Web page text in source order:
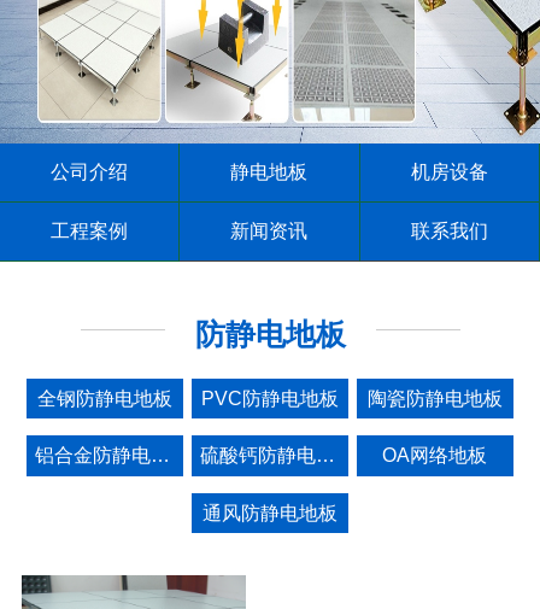
公司介绍 静电地板 机房设备
工程案例 新闻资讯 联系我们
防静电地板
全钢防静电地板 PVC防静电地板 陶瓷防静电地板
铝合金防静电地板 硫酸钙防静电地板 OA网络地板
通风防静电地板